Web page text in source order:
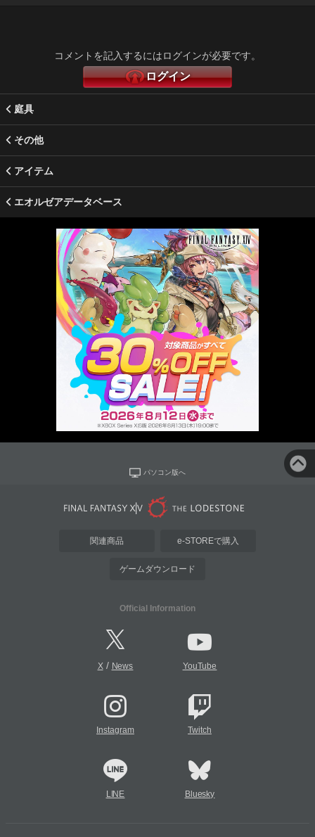
コメントを記入するにはログインが必要です。
ログイン
庭具
その他
アイテム
エオルゼアデータベース
パソコン版へ
関連商品 e-STOREで購入
ゲームダウンロード
Official Information
X/ News YouTube
Instagram Twitch
LINE Bluesky